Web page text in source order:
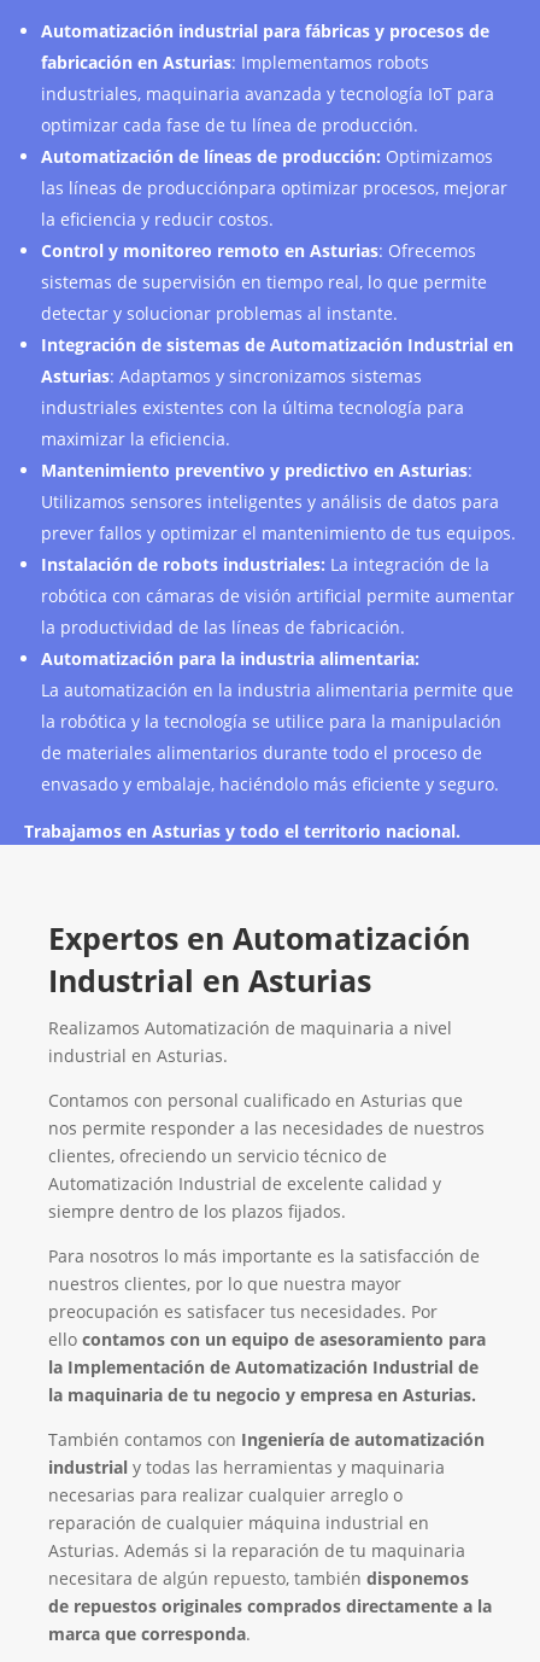
Automatización industrial para fábricas y procesos de
fabricación en Asturias: Implementamos robots
industriales, maquinaria avanzada y tecnología IoT para
optimizar cada fase de tu línea de producción.
Automatización de líneas de producción: Optimizamos
las líneas de producciónpara optimizar procesos, mejorar
la eficiencia y reducir costos.
Control y monitoreo remoto en Asturias: Ofrecemos
sistemas de supervisión en tiempo real, lo que permite
detectar y solucionar problemas al instante.
Integración de sistemas de Automatización Industrial en
Asturias: Adaptamos y sincronizamos sistemas
industriales existentes con la última tecnología para
maximizar la eficiencia.
Mantenimiento preventivo y predictivo en Asturias:
Utilizamos sensores inteligentes y análisis de datos para
prever fallos y optimizar el mantenimiento de tus equipos.
Instalación de robots industriales: La integración de la
robótica con cámaras de visión artificial permite aumentar
la productividad de las líneas de fabricación.
Automatización para la industria alimentaria:
La automatización en la industria alimentaria permite que
la robótica y la tecnología se utilice para la manipulación
de materiales alimentarios durante todo el proceso de
envasado y embalaje, haciéndolo más eficiente y seguro.
Trabajamos en Asturias y todo el territorio nacional.
Expertos en Automatización
Industrial en Asturias
Realizamos Automatización de maquinaria a nivel
industrial en Asturias.
Contamos con personal cualificado en Asturias que
nos permite responder a las necesidades de nuestros
clientes, ofreciendo un servicio técnico de
Automatización Industrial de excelente calidad y
siempre dentro de los plazos fijados.
Para nosotros lo más importante es la satisfacción de
nuestros clientes, por lo que nuestra mayor
preocupación es satisfacer tus necesidades. Por
ello contamos con un equipo de asesoramiento para
la Implementación de Automatización Industrial de
la maquinaria de tu negocio y empresa en Asturias.
También contamos con Ingeniería de automatización
industrial y todas las herramientas y maquinaria
necesarias para realizar cualquier arreglo o
reparación de cualquier máquina industrial en
Asturias. Además si la reparación de tu maquinaria
necesitara de algún repuesto, también disponemos
de repuestos originales comprados directamente a la
marca que corresponda.